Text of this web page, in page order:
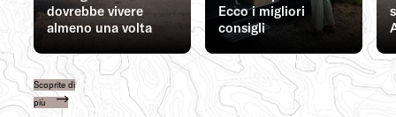
dovrebbe vivere
almeno una volta
Ecco i migliori
consigli
Scoprite di
più